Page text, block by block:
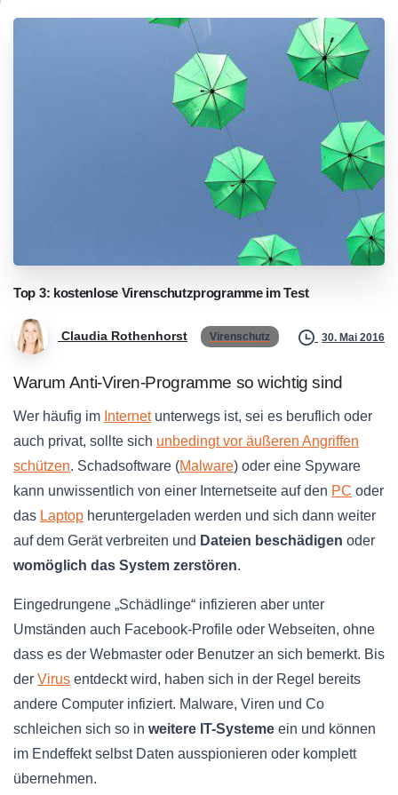
Top 3: kostenlose Virenschutzprogramme im Test
Claudia Rothenhorst Virenschutz 30. Mai 2016
Warum Anti-Viren-Programme so wichtig sind
Wer häufig im Internetunterwegs ist, sei es beruflich oder
auch privat, sollte sich unbedingt vor äußeren Angriffen
schützen. Schadsoftware (Malware) oder eine Spyware
kann unwissentlich von einer Internetseite auf den PC oder
das Laptop heruntergeladen werden und sich dann weiter
auf dem Gerät verbreiten und Dateien beschädigen oder
womöglich das System zerstören.
Eingedrungene „Schädlinge“ infizieren aber unter
Umständen auch Facebook-Profile oder Webseiten, ohne
dass es der Webmaster oder Benutzer an sich bemerkt. Bis
der Virus entdeckt wird, haben sich in der Regel bereits
andere Computer infiziert. Malware, Viren und Co
schleichen sich so in weitere IT-Systeme ein und können
im Endeffekt selbst Daten ausspionieren oder komplett
übernehmen.